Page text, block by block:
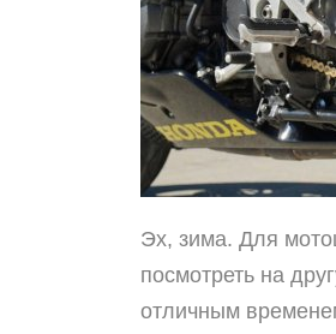
Эх, зима. Для
посмотреть на
отличным